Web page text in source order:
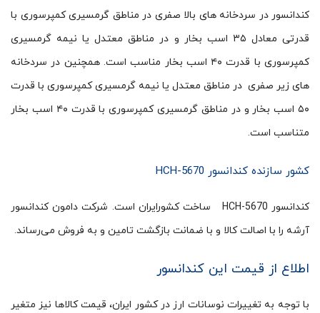
کندانسور در سردخانه های بالا صفری در مناطق گرمسیری کمپرسوری با
قدرتی معادل ۳۵ اسب بخار و در مناطق معتدل یا نیمه گرمسیری
کمپرسوری با قدرت ۴۰ اسب بخار مناسب است. همچنین در سردخانه
های زیر صفری در مناطق معتدل یا نیمه گرمسیری کمپرسوری با قدرت
۵۰ اسب بخار و در مناطق گرمسیری کمپرسوری با قدرت ۴۰ اسب بخار
متناسب است.
کشور سازنده کندانسور HCH-5670
کندانسور HCH-5670 ساخت کشورایران است. شرکت دامون کندانسور
آرشه را با اصالت کالا و با ضمانت بازگشت تامین و به فروش می‌رساند.
اطلاع از قیمت این کندانسور
با توجه به تغییرات نوسانات ارز در کشور ایران، قیمت کالاها نیز متغیر